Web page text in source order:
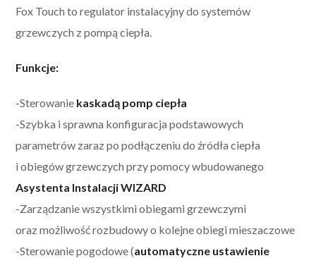
Fox Touch to regulator instalacyjny do systemów
grzewczych z pompą ciepła.
Funkcje:
-Sterowanie kaskadą pomp ciepła
-Szybka i sprawna konfiguracja podstawowych
parametrów zaraz po podłączeniu do źródła ciepła
i obiegów grzewczych przy pomocy wbudowanego
Asystenta Instalacji WIZARD
-Zarządzanie wszystkimi obiegami grzewczymi
oraz możliwość rozbudowy o kolejne obiegi mieszaczowe
-Sterowanie pogodowe (automatyczne ustawienie